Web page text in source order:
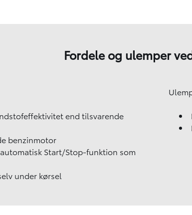
Fordele og ulemper
end tilsvarende
benzinmotor
Start/Stop-funktion som
under kørsel